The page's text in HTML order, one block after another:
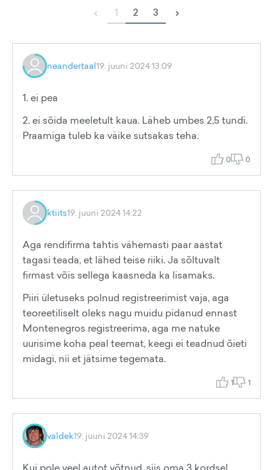
‹ 1 2 3 ›
neandertaal19. juuni 2024 13:09
1. ei pea
2. ei sõida meeletult kaua. Läheb umbes 2,5 tundi.
Praamiga tuleb ka väike sutsakas teha.
0 0
ktiits19. juuni 2024 14:22
Aga rendifirma tahtis vähemasti paar aastat
tagasi teada, et lähed teise riiki. Ja sõltuvalt
firmast võis sellega kaasneda ka lisamaks.
Piiri ületuseks polnud registreerimist vaja, aga
teoreetiliselt oleks nagu muidu pidanud ennast
Montenegros registreerima, aga me natuke
uurisime koha peal teemat, keegi ei teadnud õieti
midagi, nii et jätsime tegemata.
1 1
valdek19. juuni 2024 14:39